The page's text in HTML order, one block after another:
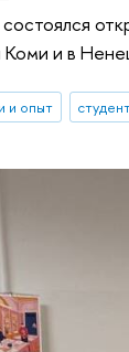
Коми и в
и опыт